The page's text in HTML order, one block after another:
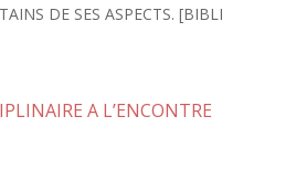
DE SES ASPECTS. [BIBLI
A L’ENCONTRE